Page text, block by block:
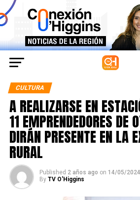
CULTURA
A REALIZARSE EN
11 EMPRENDEDORES DE
DIRÁN PRESENTE EN LA
RURAL
Published 2 años ago on 14/05/2024
By TV O'Higgins